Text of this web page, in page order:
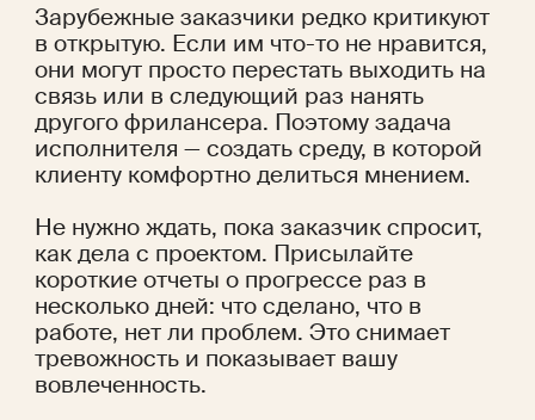
Зарубежные заказчики редко критикуют
в открытую. Если им что-то не нравится,
они могут просто перестать выходить на
связь или в следующий раз нанять
другого фрилансера. Поэтому задача
исполнителя — создать среду, в которой
клиенту комфортно делиться мнением.
Не нужно ждать, пока заказчик спросит,
как дела с проектом. Присылайте
короткие отчеты о прогрессе раз в
несколько дней: что сделано, что в
работе, нет ли проблем. Это снимает
тревожность и показывает вашу
вовлеченность.